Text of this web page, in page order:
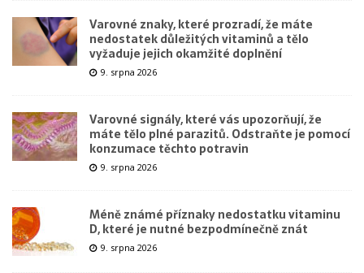
Varovné znaky, které prozradí, že máte
nedostatek důležitých vitaminů a tělo
vyžaduje jejich okamžité doplnění
9. srpna 2026
Varovné signály, které vás upozorňují, že
máte tělo plné parazitů. Odstraňte je pomocí
konzumace těchto potravin
9. srpna 2026
Méně známé příznaky nedostatku vitaminu
D, které je nutné bezpodmínečně znát
9. srpna 2026